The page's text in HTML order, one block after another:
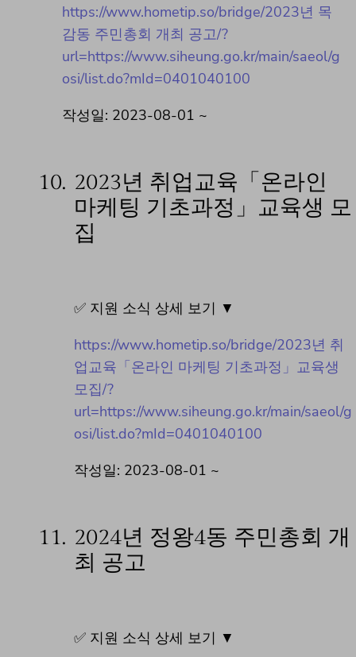
https://www.hometip.so/bridge/2023년 목
감동 주민총회 개최 공고/?
url=https://www.siheung.go.kr/main/saeol/g
osi/list.do?mId=0401040100
작성일: 2023-08-01 ~
10. 2023년 취업교육「온라인
마케팅 기초과정」교육생 모
집
✅ 지원 소식 상세 보기 ▼
https://www.hometip.so/bridge/2023년 취
업교육「온라인 마케팅 기초과정」교육생
모집/?
url=https://www.siheung.go.kr/main/saeol/g
osi/list.do?mId=0401040100
작성일: 2023-08-01 ~
11. 2024년 정왕4동 주민총회 개
최 공고
✅ 지원 소식 상세 보기 ▼